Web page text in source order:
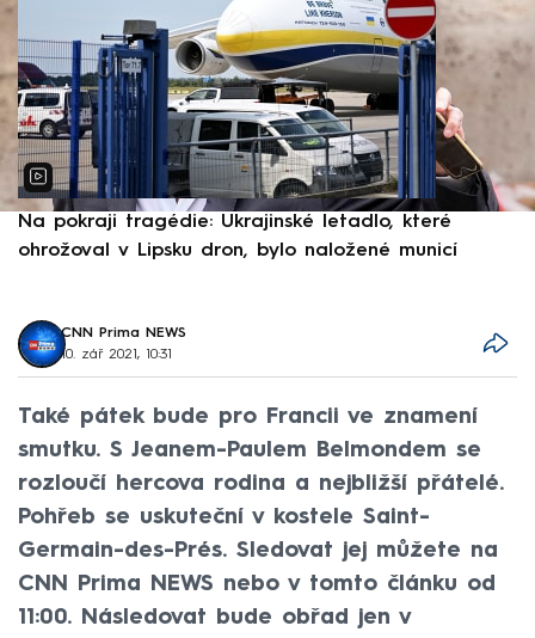
Na pokraji tragédie: Ukrajinské letadlo, které
ohrožoval v Lipsku dron, bylo naložené municí
CNN Prima NEWS
10. zář 2021, 10:31
Také pátek bude pro Francii ve znamení
smutku. S Jeanem-Paulem Belmondem se
rozloučí hercova rodina a nejbližší přátelé.
Pohřeb se uskuteční v kostele Saint-
Germain-des-Prés. Sledovat jej můžete na
CNN Prima NEWS nebo v tomto článku od
11:00. Následovat bude obřad jen v